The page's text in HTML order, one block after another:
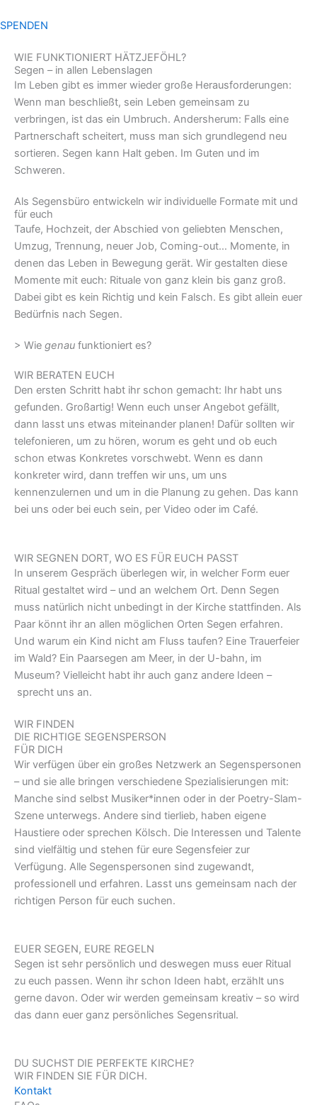
SPENDEN
WIE FUNKTIONIERT HÄTZJEFÖHL?
Segen – in allen Lebenslagen
Im Leben gibt es immer wieder große Herausforderungen:
Wenn man beschließt, sein Leben gemeinsam zu
verbringen, ist das ein Umbruch. Andersherum: Falls eine
Partnerschaft scheitert, muss man sich grundlegend neu
sortieren. Segen kann Halt geben. Im Guten und im
Schweren.
Als Segensbüro entwickeln wir individuelle Formate mit und
für euch
Taufe, Hochzeit, der Abschied von geliebten Menschen,
Umzug, Trennung, neuer Job, Coming-out… Momente, in
denen das Leben in Bewegung gerät. Wir gestalten diese
Momente mit euch: Rituale von ganz klein bis ganz groß.
Dabei gibt es kein Richtig und kein Falsch. Es gibt allein euer
Bedürfnis nach Segen.
> Wie genau funktioniert es?
WIR BERATEN EUCH
Den ersten Schritt habt ihr schon gemacht: Ihr habt uns
gefunden. Großartig! Wenn euch unser Angebot gefällt,
dann lasst uns etwas miteinander planen! Dafür sollten wir
telefonieren, um zu hören, worum es geht und ob euch
schon etwas Konkretes vorschwebt. Wenn es dann
konkreter wird, dann treffen wir uns, um uns
kennenzulernen und um in die Planung zu gehen. Das kann
bei uns oder bei euch sein, per Video oder im Café.
WIR SEGNEN DORT, WO ES FÜR EUCH PASST
In unserem Gespräch überlegen wir, in welcher Form euer
Ritual gestaltet wird – und an welchem Ort. Denn Segen
muss natürlich nicht unbedingt in der Kirche stattfinden. Als
Paar könnt ihr an allen möglichen Orten Segen erfahren.
Und warum ein Kind nicht am Fluss taufen? Eine Trauerfeier
im Wald? Ein Paarsegen am Meer, in der U-bahn, im
Museum? Vielleicht habt ihr auch ganz andere Ideen –
sprecht uns an.
WIR FINDEN
DIE RICHTIGE SEGENSPERSON
FÜR DICH
Wir verfügen über ein großes Netzwerk an Segenspersonen
– und sie alle bringen verschiedene Spezialisierungen mit:
Manche sind selbst Musiker*innen oder in der Poetry-Slam-
Szene unterwegs. Andere sind tierlieb, haben eigene
Haustiere oder sprechen Kölsch. Die Interessen und Talente
sind vielfältig und stehen für eure Segensfeier zur
Verfügung. Alle Segenspersonen sind zugewandt,
professionell und erfahren. Lasst uns gemeinsam nach der
richtigen Person für euch suchen.
EUER SEGEN, EURE REGELN
Segen ist sehr persönlich und deswegen muss euer Ritual
zu euch passen. Wenn ihr schon Ideen habt, erzählt uns
gerne davon. Oder wir werden gemeinsam kreativ – so wird
das dann euer ganz persönliches Segensritual.
DU SUCHST DIE PERFEKTE KIRCHE?
WIR FINDEN SIE FÜR DICH.
Kontakt